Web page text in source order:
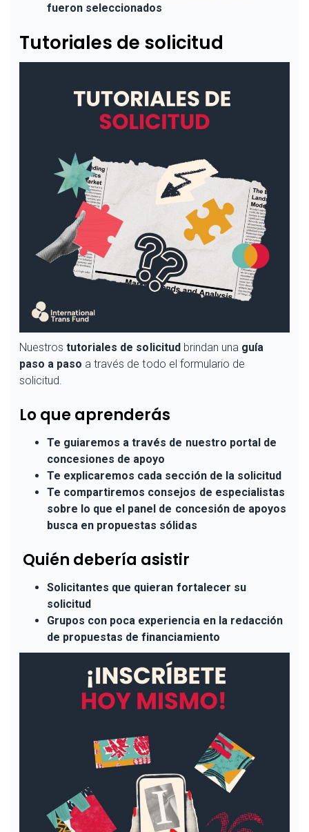
fueron seleccionados
Tutoriales de solicitud
Nuestrostutoriales de solicitudbrindan una guía
paso a paso a través de todo el formulario de
solicitud.
Lo que aprenderás
Te guiaremos a través de nuestro portal de
concesiones de apoyo
Te explicaremos cada sección de la solicitud
Te compartiremos consejos de especialistas
sobre lo que el panel de concesión de apoyos
busca en propuestas sólidas
Quién debería asistir
Solicitantes que quieran fortalecer su
solicitud
Grupos con poca experiencia en la redacción
de propuestas de financiamiento